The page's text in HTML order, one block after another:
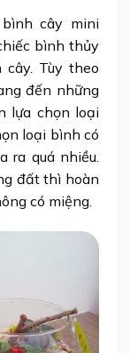
bình cây mini
bình thủy
Tùy theo
đến những
lựa chọn loại
loại bình có
ra quá nhiều.
đất thì hoàn
có miệng.